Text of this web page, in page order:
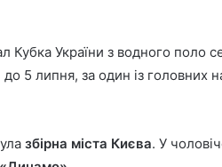
Кубка України з водного поло
5 липня, за один із головних
збірна міста Києва. У